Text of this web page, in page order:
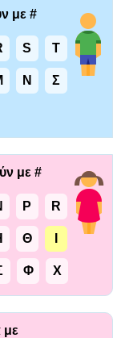
με #
S T
Ν Σ
με #
P R
Θ
Φ Χ
με